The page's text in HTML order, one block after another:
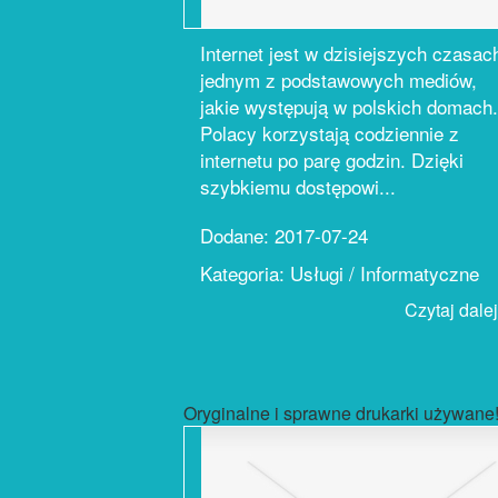
Internet jest w dzisiejszych
jednym z podstawowych mediów,
jakie występują w polskich domach.
Polacy korzystają codziennie z
internetu po parę godzin. Dzięki
szybkiemu dostępowi...
Dodane: 2017-07-24
Kategoria: Usługi / Informatyczne
Czytaj
Oryginalne i sprawne drukarki używane!